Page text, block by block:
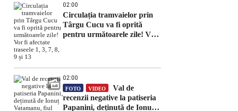
02:00
Circulația tramvaielor prin
Târgu Cucu va fi oprită
pentru următoarele zile! Vor
02:00
FOTO VIDEO
Val de
recenzii negative la patiseria
Papanini, deținută de Ionuț